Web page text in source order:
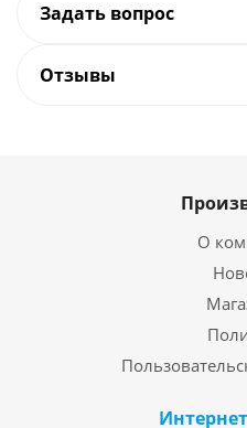
Задать вопрос
Отзывы
О